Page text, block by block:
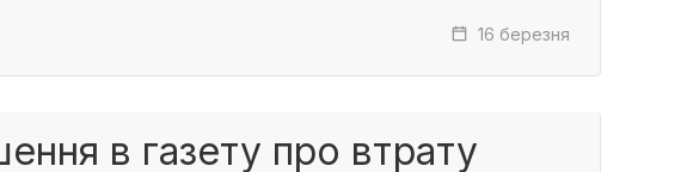
16 березня
в газету про втрату